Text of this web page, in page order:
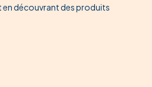
découvrant des produits